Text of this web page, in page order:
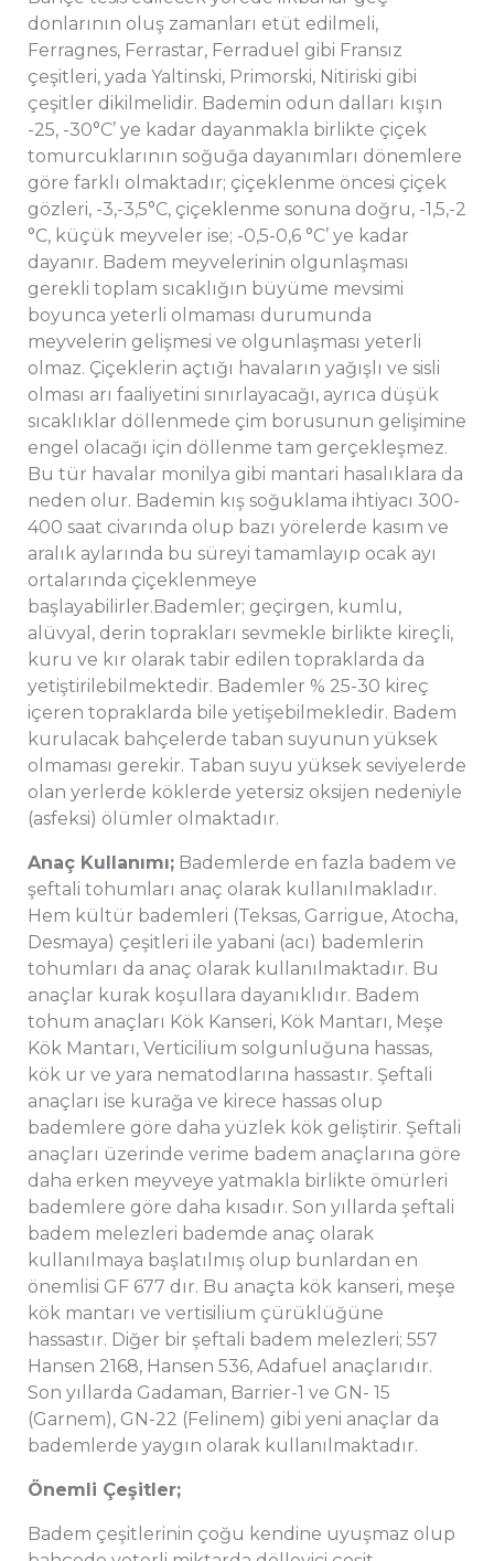
donlarının oluş zamanları etüt edilmeli,
Ferragnes, Ferrastar, Ferraduel gibi Fransız
çeşitleri, yada Yaltinski, Primorski, Nitiriski gibi
çeşitler dikilmelidir. Bademin odun dalları kışın
-25, -30°C’ ye kadar dayanmakla birlikte çiçek
tomurcuklarının soğuğa dayanımları dönemlere
göre farklı olmaktadır; çiçeklenme öncesi çiçek
gözleri, -3,-3,5°C, çiçeklenme sonuna doğru, -1,5,-2
°C, küçük meyveler ise; -0,5-0,6 °C’ ye kadar
dayanır. Badem meyvelerinin olgunlaşması
gerekli toplam sıcaklığın büyüme mevsimi
boyunca yeterli olmaması durumunda
meyvelerin gelişmesi ve olgunlaşması yeterli
olmaz. Çiçeklerin açtığı havaların yağışlı ve sisli
olması arı faaliyetini sınırlayacağı, ayrıca düşük
sıcaklıklar döllenmede çim borusunun gelişimine
engel olacağı için döllenme tam gerçekleşmez.
Bu tür havalar monilya gibi mantari hasalıklara da
neden olur. Bademin kış soğuklama ihtiyacı 300-
400 saat civarında olup bazı yörelerde kasım ve
aralık aylarında bu süreyi tamamlayıp ocak ayı
ortalarında çiçeklenmeye
başlayabilirler.Bademler; geçirgen, kumlu,
alüvyal, derin toprakları sevmekle birlikte kireçli,
kuru ve kır olarak tabir edilen topraklarda da
yetiştirilebilmektedir. Bademler % 25-30 kireç
içeren topraklarda bile yetişebilmekledir. Badem
kurulacak bahçelerde taban suyunun yüksek
olmaması gerekir. Taban suyu yüksek seviyelerde
olan yerlerde köklerde yetersiz oksijen nedeniyle
(asfeksi) ölümler olmaktadır.
Anaç Kullanımı; Bademlerde en fazla badem ve
şeftali tohumları anaç olarak kullanılmakladır.
Hem kültür bademleri (Teksas, Garrigue, Atocha,
Desmaya) çeşitleri ile yabani (acı) bademlerin
tohumları da anaç olarak kullanılmaktadır. Bu
anaçlar kurak koşullara dayanıklıdır. Badem
tohum anaçları Kök Kanseri, Kök Mantarı, Meşe
Kök Mantarı, Verticilium solgunluğuna hassas,
kök ur ve yara nematodlarına hassastır. Şeftali
anaçları ise kurağa ve kirece hassas olup
bademlere göre daha yüzlek kök geliştirir. Şeftali
anaçları üzerinde verime badem anaçlarına göre
daha erken meyveye yatmakla birlikte ömürleri
bademlere göre daha kısadır. Son yıllarda şeftali
badem melezleri bademde anaç olarak
kullanılmaya başlatılmış olup bunlardan en
önemlisi GF 677 dır. Bu anaçta kök kanseri, meşe
kök mantarı ve vertisilium çürüklüğüne
hassastır. Diğer bir şeftali badem melezleri; 557
Hansen 2168, Hansen 536, Adafuel anaçlarıdır.
Son yıllarda Gadaman, Barrier-1 ve GN- 15
(Garnem), GN-22 (Felinem) gibi yeni anaçlar da
bademlerde yaygın olarak kullanılmaktadır.
Önemli Çeşitler;
Badem çeşitlerinin çoğu kendine uyuşmaz olup